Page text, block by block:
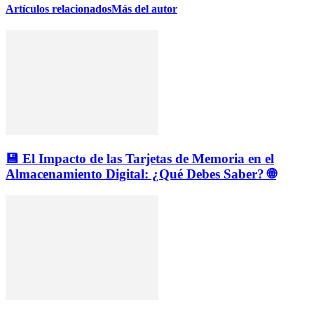
Artículos relacionadosMás del autor
💾 El Impacto de las Tarjetas de Memoria en el
Almacenamiento Digital: ¿Qué Debes Saber? 🌐